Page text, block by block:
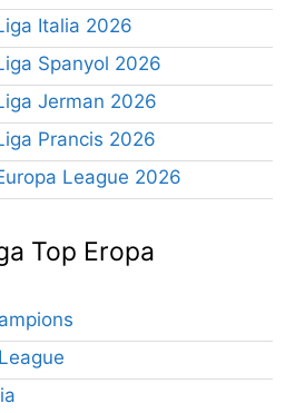
Italia 2026
Spanyol 2026
Jerman 2026
Prancis 2026
League 2026
Top Eropa